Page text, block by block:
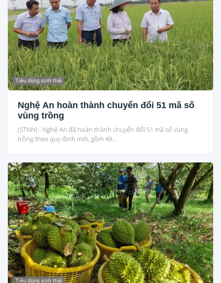
Tiêu dùng sinh thái
Nghệ An hoàn thành chuyển đổi 51 mã số
vùng trồng
(STNN) - Nghệ An đã hoàn thành chuyển đổi 51 mã số vùng
trồng theo quy định mới, gồm 49...
Tiêu dùng sinh thái